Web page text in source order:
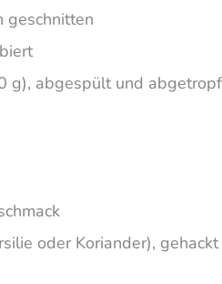
geschnitten
g), abgespült und
oder Koriander), gehackt